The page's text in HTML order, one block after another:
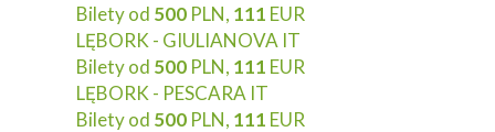
Bilety od 500 PLN, 111 EUR
LĘBORK - GIULIANOVA IT
Bilety od 500 PLN, 111 EUR
LĘBORK - PESCARA IT
Bilety od 500 PLN, 111 EUR